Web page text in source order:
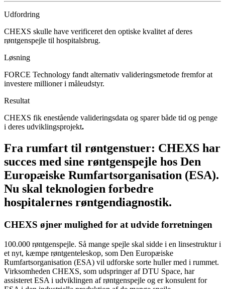
Udfordring
CHEXS skulle have verificeret den optiske kvalitet af deres
røntgenspejle til hospitalsbrug.
Løsning
FORCE Technology fandt alternativ valideringsmetode fremfor at
investere millioner i måleudstyr.
Resultat
CHEXS fik enestående valideringsdata og sparer både tid og penge
i deres udviklingsprojekt.
Fra rumfart til røntgenstuer: CHEXS har
succes med sine røntgenspejle hos Den
Europæiske Rumfartsorganisation (ESA).
Nu skal teknologien forbedre
hospitalernes røntgendiagnostik.
CHEXS øjner mulighed for at udvide forretningen
100.000 røntgenspejle. Så mange spejle skal sidde i en linsestruktur i
et nyt, kæmpe røntgenteleskop, som Den Europæiske
Rumfartsorganisation (ESA) vil udforske sorte huller med i rummet.
Virksomheden CHEXS, som udspringer af DTU Space, har
assisteret ESA i udviklingen af røntgenspejle og er konsulent for